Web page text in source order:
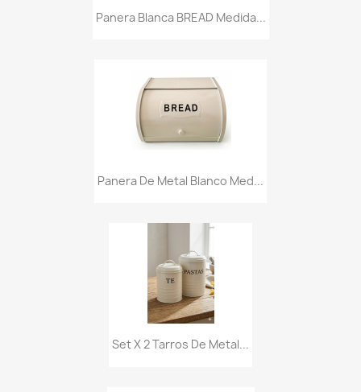
Panera Blanca BREAD Medida...
Panera De Metal Blanco Med...
Set X 2 Tarros De Metal...